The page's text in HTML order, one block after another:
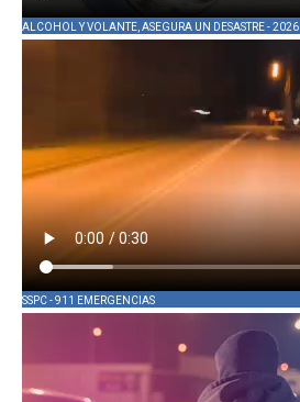
ALCOHOL Y VOLANTE, ASEGURA UN DESASTRE - 2026
SSPC - 911 EMERGENCIAS